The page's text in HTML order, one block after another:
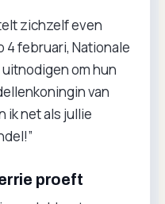
zichzelf even
4 februari, Nationale
om hun
van
ik net als jullie
proeft